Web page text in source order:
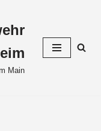
Main